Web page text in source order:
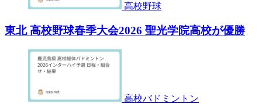
高校野球
東北 高校野球春季大会2026 聖光学院高校が優勝
高校バドミントン